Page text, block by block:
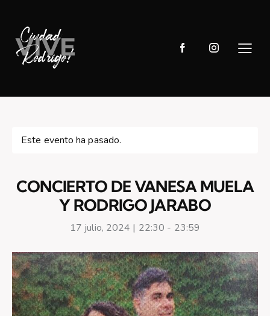
Este evento ha pasado.
CONCIERTO DE VANESA MUELA
Y RODRIGO JARABO
17 julio, 2024 | 22:30 - 23:59